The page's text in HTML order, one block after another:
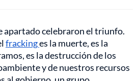
apartado celebraron el triunfo.
frackinges la muerte, es la
es la destrucción de los
y de nuestros recursos